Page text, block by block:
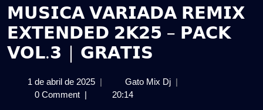
𝗠𝗨𝗦𝗜𝗖𝗔 𝗩𝗔𝗥𝗜𝗔𝗗𝗔 𝗥𝗘𝗠𝗜𝗫
𝗘𝗫𝗧𝗘𝗡𝗗𝗘𝗗 𝟮𝗞𝟮𝟱 – 𝗣𝗔𝗖𝗞
𝗩𝗢𝗟.𝟯 | 𝗚𝗥𝗔𝗧𝗜𝗦
1 de abril de 20251 | Gato Mix Dj𝗠𝗨𝗦𝗜𝗖𝗔
|
0 Comment | 20:14